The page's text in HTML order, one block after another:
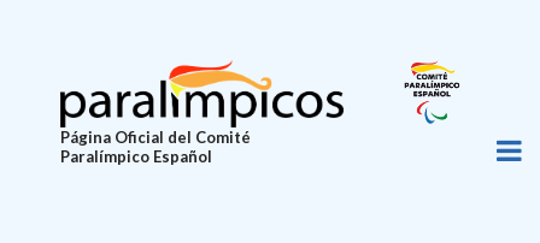
principal
Página Oficial del Comité
Paralímpico Español